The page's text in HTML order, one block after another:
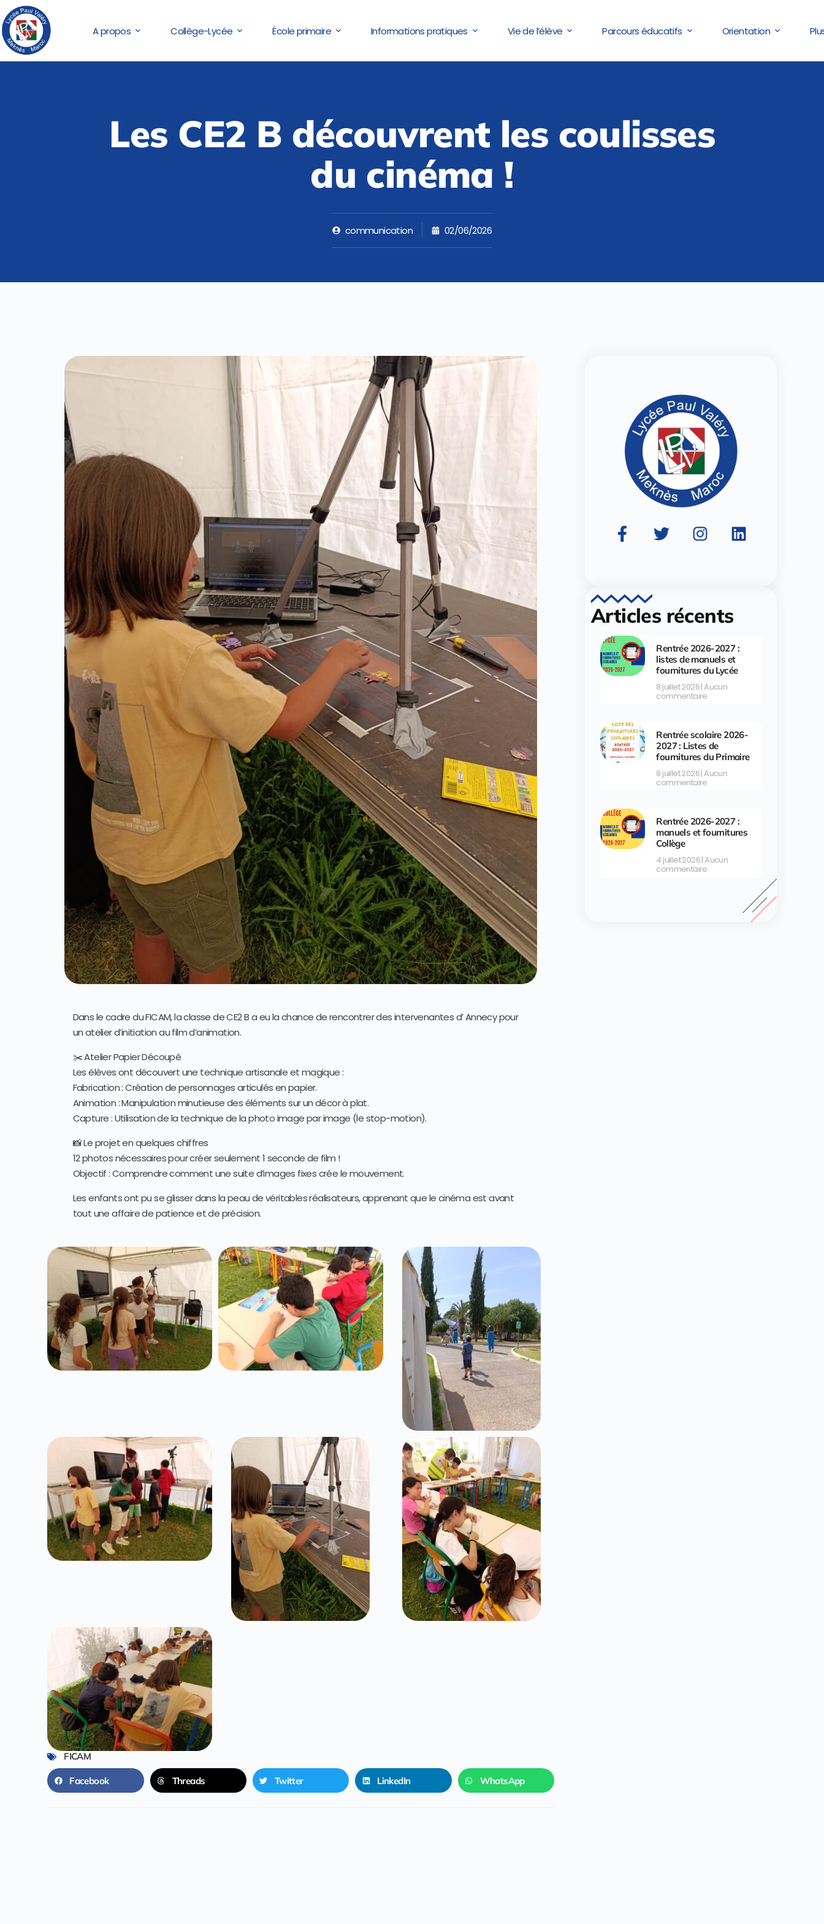
A propos Collège-Lycée École primaire Informations pratiques Vie de l’élève Parcours éducatifs Orientation
Les CE2 B découvrent les coulisses
du cinéma !
communication 02/06/2026
Dans le cadre du FICAM, la classe de CE2 B a eu la chance de rencontrer des intervenantes d’ Annecy pour
un atelier d’initiation au film d’animation.
✂️ Atelier Papier Découpé
Les élèves ont découvert une technique artisanale et magique :
Fabrication : Création de personnages articulés en papier.
Animation : Manipulation minutieuse des éléments sur un décor à plat.
Capture : Utilisation de la technique de la photo image par image (le stop-motion).
📸 Le projet en quelques chiffres
12 photos nécessaires pour créer seulement 1 seconde de film !
Objectif : Comprendre comment une suite d’images fixes crée le mouvement.
Les enfants ont pu se glisser dans la peau de véritables réalisateurs, apprenant que le cinéma est avant
tout une affaire de patience et de précision.
FICAM
Facebook Threads Twitter LinkedIn WhatsApp
Articles récents
Rentrée 2026-2027 :
listes de manuels et
fournitures du Lycée
8 juillet 2026 Aucun
commentaire
Rentrée scolaire 2026-
2027 : Listes de
fournitures du Primaire
8 juillet 2026 Aucun
commentaire
Rentrée 2026-2027 :
manuels et fournitures
Collège
4 juillet 2026 Aucun
commentaire